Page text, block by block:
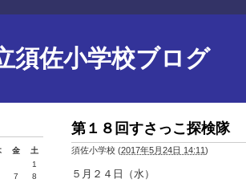
須佐小学校ブログ
第１８回すさっこ探検隊
須佐小学校 (2017年5月24日 14:11)
５月２４日（水）
金
土
1
7
8